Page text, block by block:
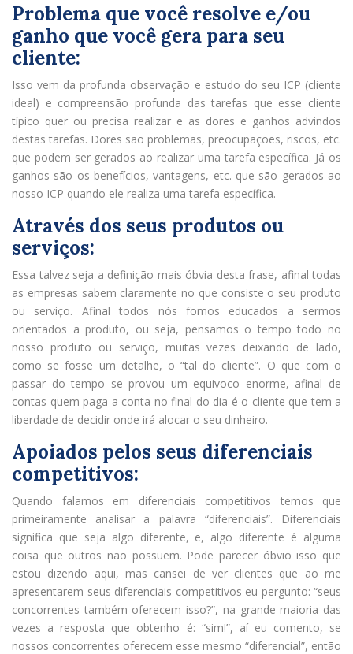
Problema que você resolve e/ou
ganho que você gera para seu
cliente:
Isso vem da profunda observação e estudo do seu ICP (cliente
ideal) e compreensão profunda das tarefas que esse cliente
típico quer ou precisa realizar e as dores e ganhos advindos
destas tarefas. Dores são problemas, preocupações, riscos, etc.
que podem ser gerados ao realizar uma tarefa específica. Já os
ganhos são os benefícios, vantagens, etc. que são gerados ao
nosso ICP quando ele realiza uma tarefa específica.
Através dos seus produtos ou
serviços:
Essa talvez seja a definição mais óbvia desta frase, afinal todas
as empresas sabem claramente no que consiste o seu produto
ou serviço. Afinal todos nós fomos educados a sermos
orientados a produto, ou seja, pensamos o tempo todo no
nosso produto ou serviço, muitas vezes deixando de lado,
como se fosse um detalhe, o “tal do cliente”. O que com o
passar do tempo se provou um equivoco enorme, afinal de
contas quem paga a conta no final do dia é o cliente que tem a
liberdade de decidir onde irá alocar o seu dinheiro.
Apoiados pelos seus diferenciais
competitivos:
Quando falamos em diferenciais competitivos temos que
primeiramente analisar a palavra “diferenciais”. Diferenciais
significa que seja algo diferente, e, algo diferente é alguma
coisa que outros não possuem. Pode parecer óbvio isso que
estou dizendo aqui, mas cansei de ver clientes que ao me
apresentarem seus diferenciais competitivos eu pergunto: “seus
concorrentes também oferecem isso?”, na grande maioria das
vezes a resposta que obtenho é: “sim!”, aí eu comento, se
nossos concorrentes oferecem esse mesmo “diferencial”, então